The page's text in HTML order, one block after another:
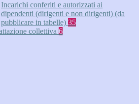
Incarichi conferiti e autorizzati ai
dipendenti (dirigenti e non dirigenti) (da
pubblicare in tabelle) 35
collettiva 6